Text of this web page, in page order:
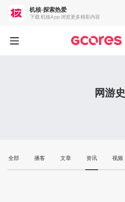
网游史
全部 播客 文章 资讯 视频
机核-探索热爱
下载 机核App 浏览更多精彩内容